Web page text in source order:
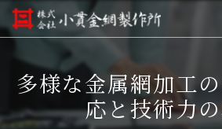
多様な金属網加工
応と技術力